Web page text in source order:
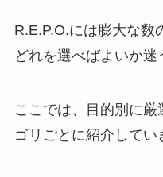
R.E.P.O.には膨大な数
どれを選べばよいか迷
ここでは、目的別に
ゴリごとに紹介してい